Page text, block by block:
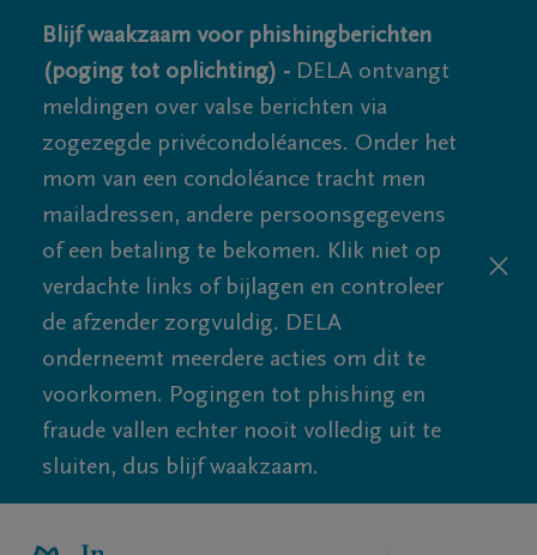
Blijf waakzaam voor phishingberichten
(poging tot oplichting) - DELA ontvangt
meldingen over valse berichten via
zogezegde privécondoléances. Onder het
mom van een condoléance tracht men
mailadressen, andere persoonsgegevens
of een betaling te bekomen. Klik niet op
verdachte links of bijlagen en controleer
de afzender zorgvuldig. DELA
onderneemt meerdere acties om dit te
voorkomen. Pogingen tot phishing en
fraude vallen echter nooit volledig uit te
sluiten, dus blijf waakzaam.